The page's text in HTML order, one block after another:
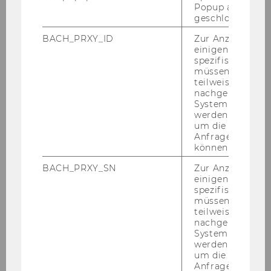
An­lauf­stel­le dient dazu die
. Alle dort ge­nann­ten
Kurse wur­den be­reits in der Ver­gan­gen­heit an­
er­kannt und sol­len eine erste Ori­en­tie­rung
geben und bei der Pla­nung des Stu­di­ums hel­
Wir emp­feh­len Ihnen je­doch, vor der Be­wer­
bung das Kurs­an­ge­bot Ihrer be­vor­zug­ten Part­
ner­uni­ver­si­tät trotz vor­han­de­ner An­er­ken­
nungs­lis­ten genau zu prü­fen, weil das Kurs­an­
ge­bot von Se­mes­ter zu Se­mes­ter va­ri­ie­ren
kann. Bitte be­ach­ten Sie, dass nur Kurse auf
So­bald eine No­mi­nie­rung für eine be­stimm­te
Part­ner­uni­ver­si­tät vor­liegt, kön­nen Sie in der
Ab­tei­lung für Stu­di­en­recht & An­er­ken­nung
einen Fest­stel­lungs­be­scheid be­an­tra­gen.
Dabei han­delt es sich um die Fest­stel­lung der
Popup
geschlossen
BACH_PRXY_ID
Zur Anzeige von
einigen WU-
spezifischen
müssen
teilweise von
nachgelagerten
System
werden.
um die Antwort
Anfrage
können.
BACH_PRXY_SN
Zur Anzeige von
einigen WU-
spezifischen
müssen
teilweise von
nachgelagerten
System
werden.
um die Antwort
Anfrage